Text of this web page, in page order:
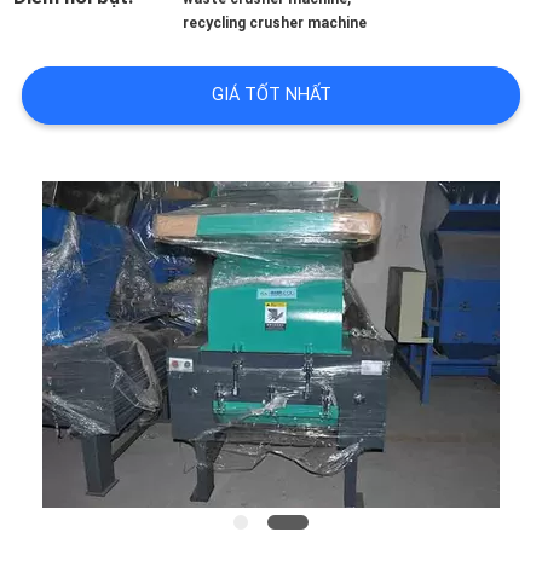
LƯỢNG
HỆ
CHÚNG
TÔI
TIN
TỨC
CẦU
recycling crusher machine
GIÁ TỐT NHẤT